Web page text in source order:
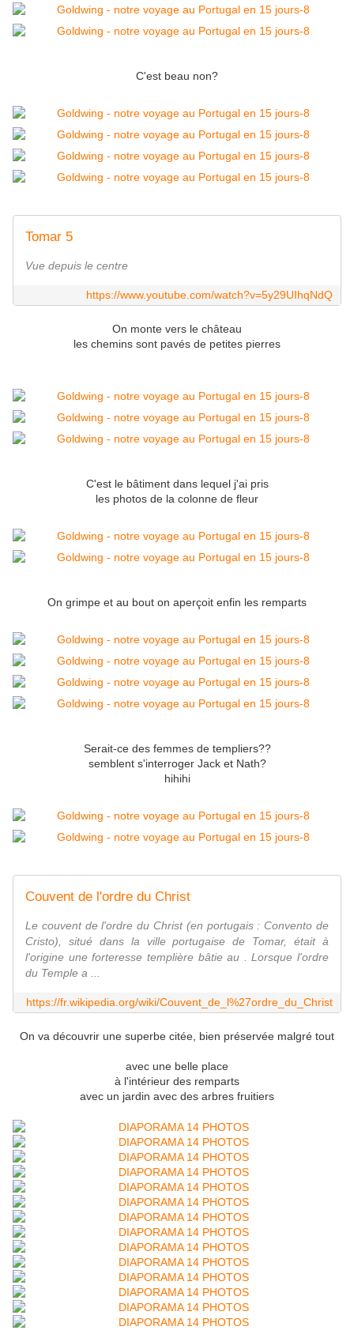
C'est beau non?
Tomar 5
Vue depuis le centre
https://www.youtube.com/watch?v=5y29UIhqNdQ
On monte vers le château
les chemins sont pavés de petites pierres
C'est le bâtiment dans lequel j'ai pris
les photos de la colonne de fleur
On grimpe et au bout on aperçoit enfin les remparts
Serait-ce des femmes de templiers??
semblent s'interroger Jack et Nath?
hihihi
Couvent de l'ordre du Christ
Le couvent de l'ordre du Christ (en portugais : Convento de
Cristo), situé dans la ville portugaise de Tomar, était à
l'origine une forteresse templière bâtie au . Lorsque l'ordre
du Temple a ...
https://fr.wikipedia.org/wiki/Couvent_de_l%27ordre_du_Christ
On va découvrir une superbe citée, bien préservée malgré tout
avec une belle place
à l'intérieur des remparts
avec un jardin avec des arbres fruitiers